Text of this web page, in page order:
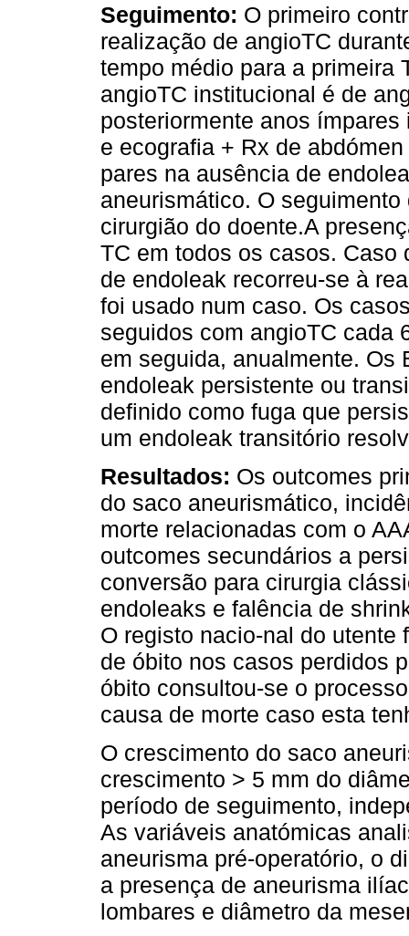
Seguimento: O primeiro
realização de angioTC
tempo médio para a primeira
angioTC institucional é de
posteriormente anos
e ecografia + Rx de
pares na ausência de
aneurismático. O
cirurgião do doente.A
TC em todos os casos.
de endoleak recorreu-se à
foi usado num caso. Os
seguidos com angioTC cada
em seguida, anualmente. Os
endoleak persistente ou
definido como fuga que
um endoleak transitório
Resultados: Os outcomes
do saco aneurismático,
morte relacionadas com o
outcomes secundários a
conversão para cirurgia
endoleaks e falência de
O registo nacio-nal do
de óbito nos casos perdidos
óbito consultou-se o
causa de morte caso esta
O crescimento do saco
crescimento > 5 mm do
período de seguimento,
As variáveis anatómicas
aneurisma pré-operatório, o
a presença de aneurisma
lombares e diâmetro da